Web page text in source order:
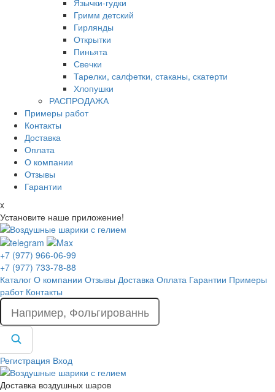
Язычки-гудки
Гримм детский
Гирлянды
Открытки
Пиньята
Свечки
Тарелки, салфетки, стаканы, скатерти
Хлопушки
РАСПРОДАЖА
Примеры работ
Контакты
Доставка
Оплата
О компании
Отзывы
Гарантии
x
Установите наше приложение!
+7 (977) 966-06-99
+7 (977) 733-78-88
Каталог О компании Отзывы Доставка Оплата Гарантии Примеры
работ Контакты
Регистрация Вход
Доставка воздушных шаров